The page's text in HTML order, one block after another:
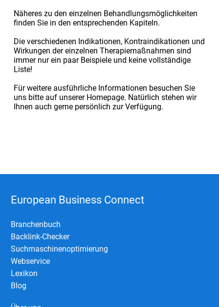
Näheres zu den einzelnen Behandlungsmöglichkeiten
finden Sie in den entsprechenden Kapiteln.
Die verschiedenen Indikationen, Kontraindikationen und
Wirkungen der einzelnen Therapiemaßnahmen sind
immer nur ein paar Beispiele und keine vollständige
Liste!
Für weitere ausführliche Informationen besuchen Sie
uns bitte auf unserer Homepage. Natürlich stehen wir
Ihnen auch gerne persönlich zur Verfügung.
European Business Connect
Branchenbuch
Backlink-Checker
Suchmaschinenoptimierung
Webservice
Lexikon
Blog